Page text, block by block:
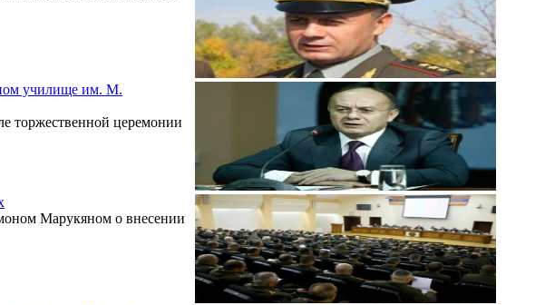
училище им. М.
торжественной церемонии
Марукяном о внесении